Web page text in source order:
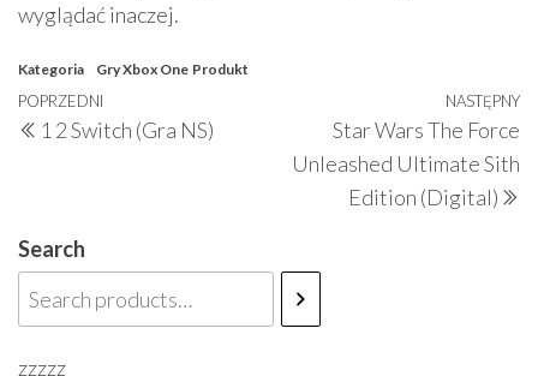
wyglądać inaczej.
Kategoria Gry Xbox One Produkt
Nawigacja
wpisu
Poprzedni
wpis
POPRZEDNI
1 2 Switch (Gra NS)
NASTĘPNY
Star Wars The Force
Unleashed Ultimate Sith
Edition (Digital)
Search
zzzzz